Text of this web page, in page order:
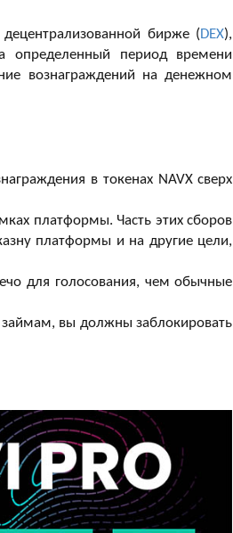
бирже (DEX),
определенный период времени
вознаграждений на денежном
в токенах NAVX сверх
платформы. Часть этих сборов
платформы и на другие цели,
для голосования, чем обычные
вы должны заблокировать